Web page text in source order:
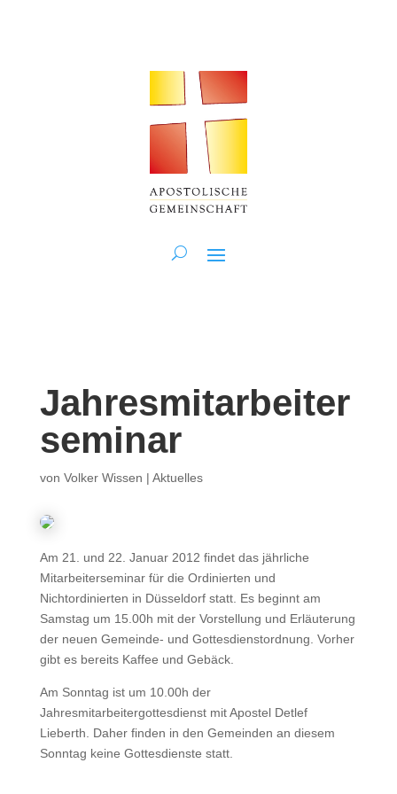
Jahresmitarbeiter
seminar
von Volker Wissen | Aktuelles
Am 21. und 22. Januar 2012 findet das jährliche
Mitarbeiterseminar für die Ordinierten und
Nichtordinierten in Düsseldorf statt. Es beginnt am
Samstag um 15.00h mit der Vorstellung und Erläuterung
der neuen Gemeinde- und Gottesdienstordnung. Vorher
gibt es bereits Kaffee und Gebäck.
Am Sonntag ist um 10.00h der
Jahresmitarbeitergottesdienst mit Apostel Detlef
Lieberth. Daher finden in den Gemeinden an diesem
Sonntag keine Gottesdienste statt.